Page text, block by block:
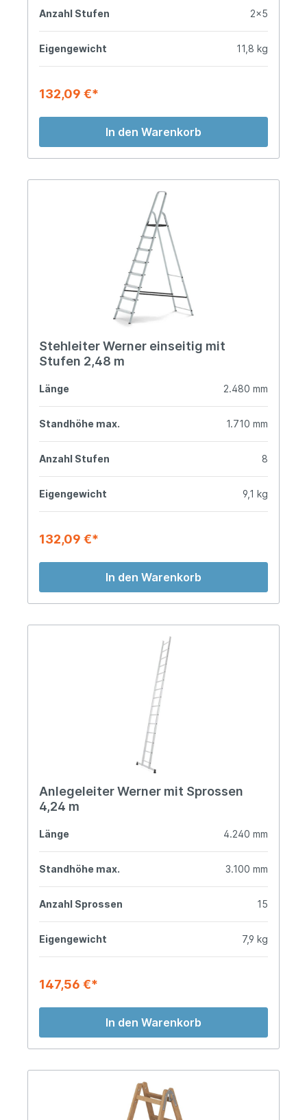
Anzahl Stufen 2x5
Eigengewicht 11,8 kg
132,09 €*
In den Warenkorb
Stehleiter Werner einseitig mit
Stufen 2,48 m
Länge 2.480 mm
Standhöhe max. 1.710 mm
Anzahl Stufen 8
Eigengewicht 9,1 kg
132,09 €*
In den Warenkorb
Anlegeleiter Werner mit Sprossen
4,24 m
Länge 4.240 mm
Standhöhe max. 3.100 mm
Anzahl Sprossen 15
Eigengewicht 7,9 kg
147,56 €*
In den Warenkorb